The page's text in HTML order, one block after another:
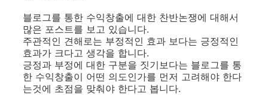
블로그를 통한 수익창출에 대한 찬반논쟁에 대해서
많은 포스트를 보고 있습니다.
주관적인 견해로는 부정적인 효과 보다는 긍정적인
효과가 크다고 생각을 합니다.
긍정과 부정에 대한 구분을 짓기보다는 블로그를 통
한 수익창출이 어떤 의도인가를 먼저 고려해야 한다
는것에 초점을 맞춰야 한다고 봅니다.